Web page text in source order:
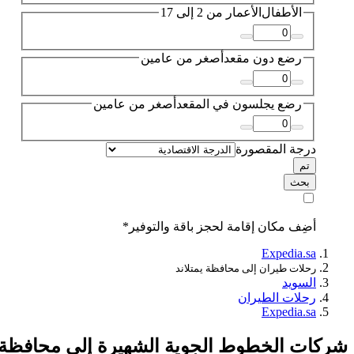
الأطفال الأعمار من 2 إلى 17
رضع دون مقعد أصغر من عامين
رضع يجلسون في المقعد أصغر من عامين
درجة المقصورة
تم
بحث
أضِف مكان إقامة لحجز باقة والتوفير*
Expedia.sa
رحلات طيران إلى محافظة يمتلاند
السويد
رحلات الطيران
Expedia.sa
شركات الخطوط الجوية الشهيرة إلى محافظة